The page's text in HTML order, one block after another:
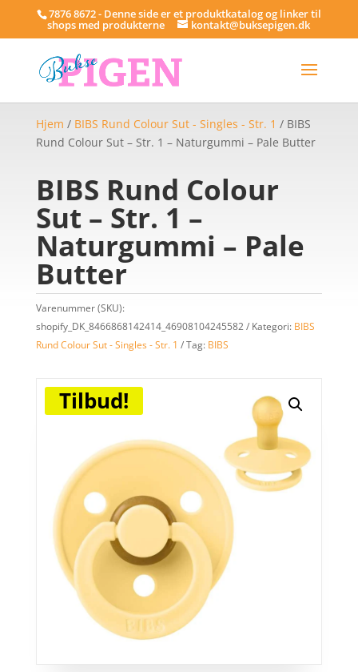
7876 8672 - Denne side er et produktkatalog og linker til
shops med produkterne kontakt@buksepigen.dk
Hjem / BIBS Rund Colour Sut - Singles - Str. 1 / BIBS
Rund Colour Sut – Str. 1 – Naturgummi – Pale Butter
BIBS Rund Colour
Sut – Str. 1 –
Naturgummi – Pale
Butter
Varenummer (SKU):
shopify_DK_8466868142414_46908104245582
Kategori: BIBS
Rund Colour Sut - Singles - Str. 1
Tag: BIBS
Tilbud!